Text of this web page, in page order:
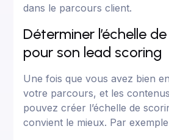
dans le parcours client.
Déterminer l’échelle
pour son lead scoring
Une fois que vous avez bien
votre parcours, et les
pouvez créer l’échelle de
convient le mieux. Par